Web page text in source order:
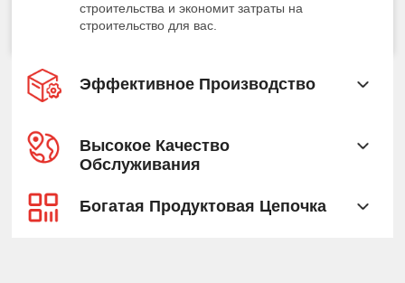
строительства и экономит затраты на
строительство для вас.
Эффективное Производство
Высокое Качество
Обслуживания
Богатая Продуктовая Цепочка